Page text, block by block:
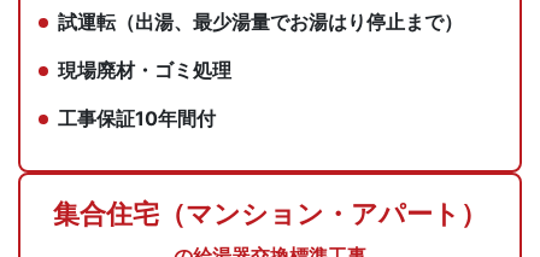
試運転（出湯、最少湯量でお湯はり停止まで）
現場廃材・ゴミ処理
工事保証10年間付
集合住宅（マンション・アパート）